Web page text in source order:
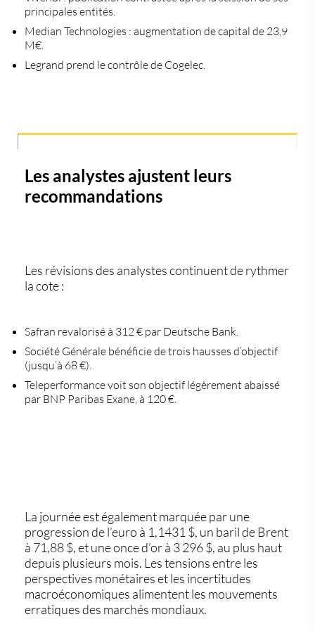
principales entités.
Median Technologies : augmentation de capital de 23,9
M€.
Legrand prend le contrôle de Cogelec.
Les analystes ajustent leurs
recommandations
Les révisions des analystes continuent de rythmer
la cote :
Safran revalorisé à 312 € par Deutsche Bank.
Société Générale bénéficie de trois hausses d’objectif
(jusqu’à 68 €).
Teleperformancevoit son objectif légèrement abaissé
par BNP Paribas Exane, à 120 €.
La journée est également marquée par une
progression de l’euro à 1,1431 $, un baril de Brent
à 71,88 $, et uneonce d’or à 3 296 $, au plus haut
depuis plusieurs mois. Les tensions entre les
perspectives monétaires et les incertitudes
macroéconomiques alimentent les mouvements
erratiques des marchés mondiaux.